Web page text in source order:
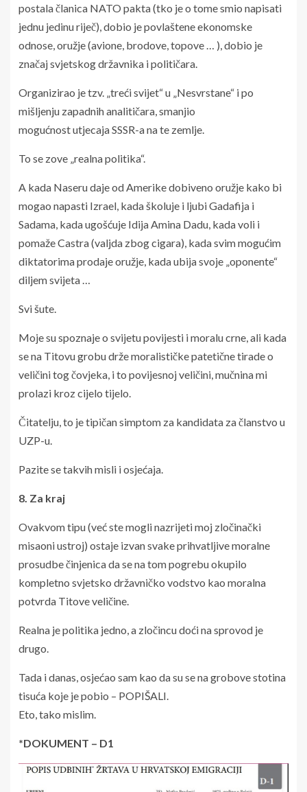
postala članica NATO pakta (tko je o tome smio napisati
jednu jedinu riječ), dobio je povlaštene ekonomske
odnose, oružje (avione, brodove, topove … ), dobio je
značaj svjetskog državnika i političara.
Organizirao je tzv. „treći svijet“ u „Nesvrstane“ i po
mišljenju zapadnih analitičara, smanjio
mogućnost utjecaja SSSR-a na te zemlje.
To se zove „realna politika“.
A kada Naseru daje od Amerike dobiveno oružje kako bi
mogao napasti Izrael, kada školuje i ljubi Gadafija i
Sadama, kada ugošćuje Idija Amina Dadu, kada voli i
pomaže Castra (valjda zbog cigara), kada svim mogućim
diktatorima prodaje oružje, kada ubija svoje „oponente“
diljem svijeta …
Svi šute.
Moje su spoznaje o svijetu povijesti i moralu crne, ali kada
se na Titovu grobu drže moralističke patetične tirade o
veličini tog čovjeka, i to povijesnoj veličini, mučnina mi
prolazi kroz cijelo tijelo.
Čitatelju, to je tipičan simptom za kandidata za članstvo u
UZP-u.
Pazite se takvih misli i osjećaja.
8. Za kraj
Ovakvom tipu (već ste mogli nazrijeti moj zločinački
misaoni ustroj) ostaje izvan svake prihvatljive moralne
prosudbe činjenica da se na tom pogrebu okupilo
kompletno svjetsko državničko vodstvo kao moralna
potvrda Titove veličine.
Realna je politika jedno, a zločincu doći na sprovod je
drugo.
Tada i danas, osjećao sam kao da su se na grobove stotina
tisuća koje je pobio – POPIŠALI.
Eto, tako mislim.
*DOKUMENT – D1